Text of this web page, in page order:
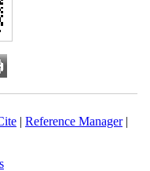
|Reference Manager